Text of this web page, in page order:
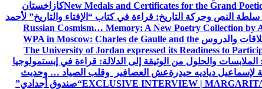
New Medals and Certificates for the Grandكازاخستان
سلطة النص وحركة التاريخ: قراءة في كتاب “الإفتاء والتاريخ” لأحمد
Russian Cosmism… Memory: A New Poetry Collection by
والدروس WPA in Moscow: Charles de Gaulle and the
The University of Jordan expressed its Readiness to
والحلول من الوثيقة إلى الدلالة: قراءة في إبستمولوجيا
لإسماعيل دياديه حيدرةعش العصافير وقلب الصياد … وحديث
EXCLUSIVE INTERVIEW |“صندوق أجدادي”